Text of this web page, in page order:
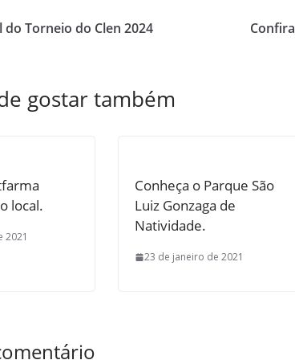
do Torneio do Clen 2024
gostar também
local.
2021
Conheça o Parque São
Luiz Gonzaga de
Natividade.
23 de janeiro de 2021